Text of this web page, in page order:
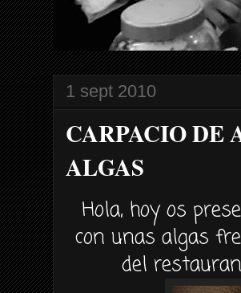
1 sept 2010
CARPACIO DE
ALGAS
Hola, hoy os
con unas algas
del